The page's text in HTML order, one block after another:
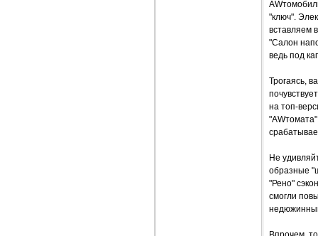
"ключ".
вставляем
"Салон
ведь под
Трогаясь,
на топ-
Не
образные
"Рено"
смогли